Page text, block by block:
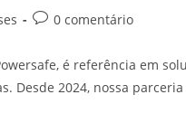
0 comentário
é referência em
Desde 2024, nossa